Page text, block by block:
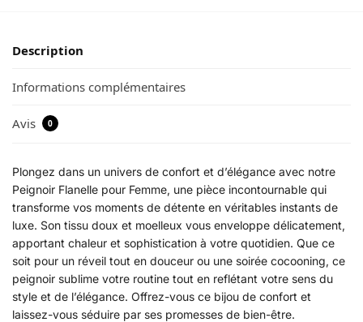
Description
Informations complémentaires
Avis 0
Plongez dans un univers de confort et d’élégance avec notre
Peignoir Flanelle pour Femme, une pièce incontournable qui
transforme vos moments de détente en véritables instants de
luxe. Son tissu doux et moelleux vous enveloppe délicatement,
apportant chaleur et sophistication à votre quotidien. Que ce
soit pour un réveil tout en douceur ou une soirée cocooning, ce
peignoir sublime votre routine tout en reflétant votre sens du
style et de l’élégance. Offrez-vous ce bijou de confort et
laissez-vous séduire par ses promesses de bien-être.